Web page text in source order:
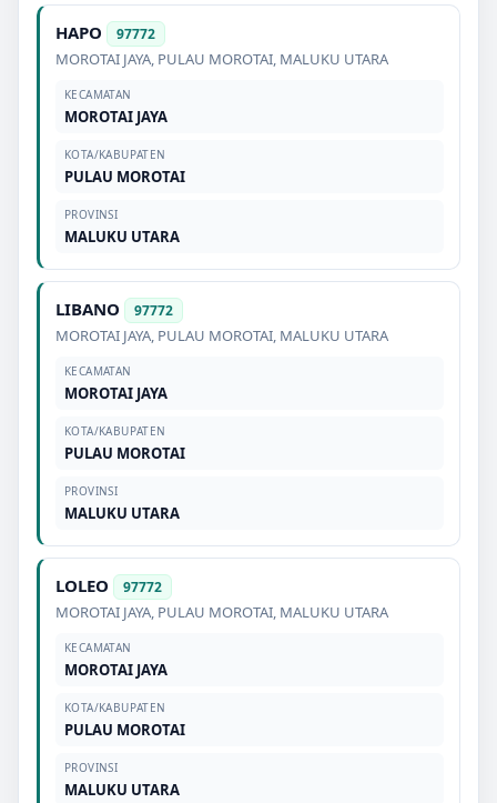
HAPO 97772
MOROTAI JAYA, PULAU MOROTAI, MALUKU UTARA
KECAMATAN
MOROTAI JAYA
KOTA/KABUPATEN
PULAU MOROTAI
PROVINSI
MALUKU UTARA
LIBANO 97772
MOROTAI JAYA, PULAU MOROTAI, MALUKU UTARA
KECAMATAN
MOROTAI JAYA
KOTA/KABUPATEN
PULAU MOROTAI
PROVINSI
MALUKU UTARA
LOLEO 97772
MOROTAI JAYA, PULAU MOROTAI, MALUKU UTARA
KECAMATAN
MOROTAI JAYA
KOTA/KABUPATEN
PULAU MOROTAI
PROVINSI
MALUKU UTARA